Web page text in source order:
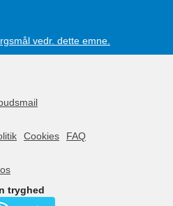
vedr. dette emne.
Cookies
FAQ
tryghed